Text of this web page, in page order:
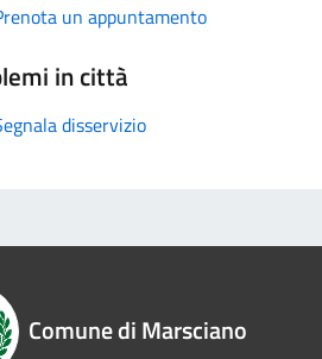
un appuntamento
in città
disservizio
Comune di Marsciano